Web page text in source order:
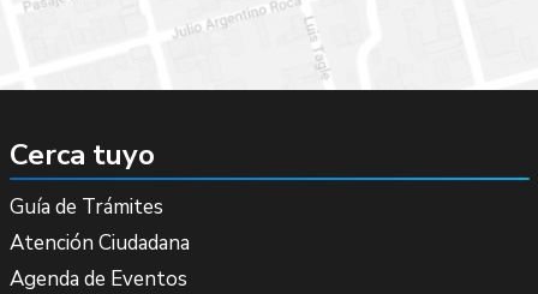
Cerca tuyo
Guía de Trámites
Atención Ciudadana
Agenda de Eventos